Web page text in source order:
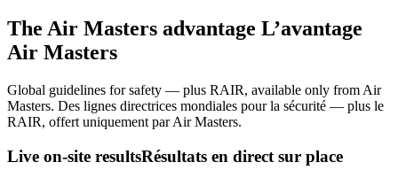
The Air Masters advantage L’avantage
Air Masters
Global guidelines for safety — plus RAIR, available only from Air
Masters. Des lignes directrices mondiales pour la sécurité — plus le
RAIR, offert uniquement par Air Masters.
Live on-site resultsRésultats en direct sur place